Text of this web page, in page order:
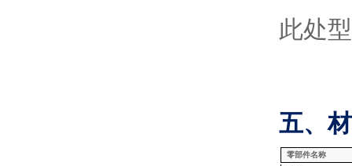
此处
五、
零部件名称